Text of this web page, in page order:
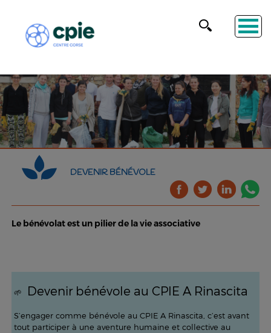
DEVENIR BÉNÉVOLE
Le bénévolat est un pilier de la vie associative
🌱 Devenir bénévole au CPIE A Rinascita
S’engager comme bénévole au CPIE A Rinascita, c’est avant
tout participer à une aventure humaine et collective au